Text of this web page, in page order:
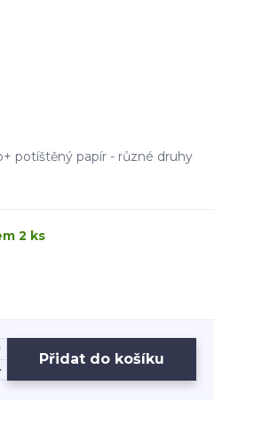
potíštěný papír - různé druhy
2 ks
Přidat do košíku